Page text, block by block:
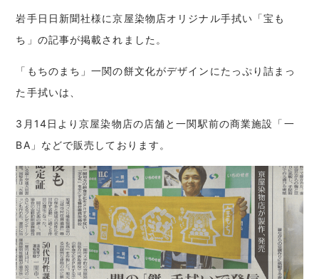
岩手日日新聞社様に京屋染物店オリジナル手拭い「宝も
ち」の記事が掲載されました。
「もちのまち」一関の餅文化がデザインにたっぷり詰まっ
た手拭いは、
3月14日より京屋染物店の店舗と一関駅前の商業施設「一
BA」などで販売しております。